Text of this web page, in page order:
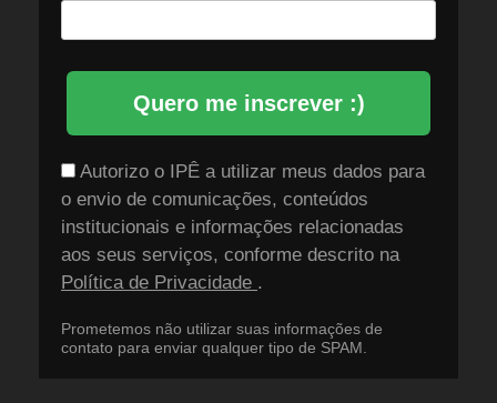
Quero me inscrever :)
Autorizo o IPÊ a utilizar meus dados para
o envio de comunicações, conteúdos
institucionais e informações relacionadas
aos seus serviços, conforme descrito na
Política de Privacidade .
Prometemos não utilizar suas informações de
contato para enviar qualquer tipo de SPAM.